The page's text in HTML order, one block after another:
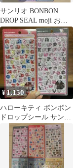
サンリオ BONBON
DROP SEAL moji おす
そ分け4点セット！
¥1,150
ハローキティ ボンボン
ドロップシール サンリ
オ文字